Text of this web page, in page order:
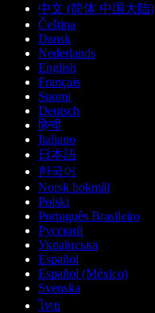
中文 (简体 中国大陆)
Čeština
Dansk
Nederlands
English
Français
Suomi
Deutsch
हिन्दी
Italiano
日本語
한국어
Norsk bokmål
Polski
Português Brasileiro
Русский
Українська
Español
Español (México)
Svenska
ไทย